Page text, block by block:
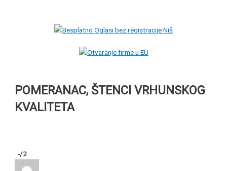
POMERANAC, ŠTENCI VRHUNSKOG
KVALITETA
-/2